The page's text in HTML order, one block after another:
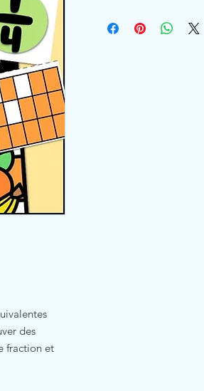
des
fraction et